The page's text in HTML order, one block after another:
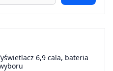
6,9 cala, bateria